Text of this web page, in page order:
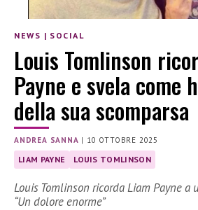
NEWS | SOCIAL
Louis Tomlinson
Payne e svela come
della sua scomparsa
ANDREA SANNA | 10 OTTOBRE 2025
LIAM PAYNE LOUIS TOMLINSON
Louis Tomlinson ricorda Liam Payne
“Un dolore enorme”